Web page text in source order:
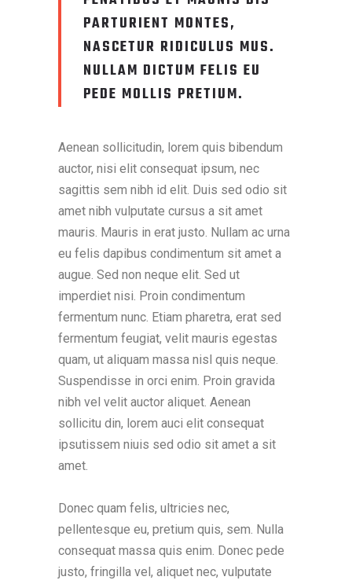
PARTURIENT MONTES,
NASCETUR RIDICULUS MUS.
NULLAM DICTUM FELIS EU
PEDE MOLLIS PRETIUM.
Aenean sollicitudin, lorem quis bibendum
auctor, nisi elit consequat ipsum, nec
sagittis sem nibh id elit. Duis sed odio sit
amet nibh vulputate cursus a sit amet
mauris. Mauris in erat justo. Nullam ac urna
eu felis dapibus condimentum sit amet a
augue. Sed non neque elit. Sed ut
imperdiet nisi. Proin condimentum
fermentum nunc. Etiam pharetra, erat sed
fermentum feugiat, velit mauris egestas
quam, ut aliquam massa nisl quis neque.
Suspendisse in orci enim. Proin gravida
nibh vel velit auctor aliquet. Aenean
sollicitu din, lorem auci elit consequat
ipsutissem niuis sed odio sit amet a sit
amet.
Donec quam felis, ultricies nec,
pellentesque eu, pretium quis, sem. Nulla
consequat massa quis enim. Donec pede
justo, fringilla vel, aliquet nec, vulputate